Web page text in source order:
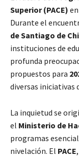
Superior (PACE)
Durante el
de Santiago de
instituciones de
profunda
propuestos para
diversas iniciativas
La inquietud se
el Ministerio de
programas
nivelación. El PACE